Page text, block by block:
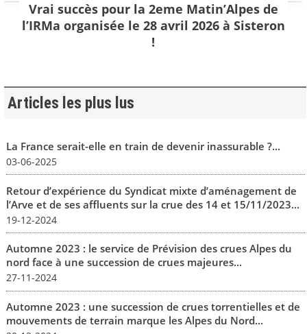
Vrai succès pour la 2eme Matin’Alpes de
l’IRMa organisée le 28 avril 2026 à Sisteron
!
Articles les plus lus
La France serait-elle en train de devenir inassurable ?...
03-06-2025
Retour d’expérience du Syndicat mixte d’aménagement de
l’Arve et de ses affluents sur la crue des 14 et 15/11/2023...
19-12-2024
Automne 2023 : le service de Prévision des crues Alpes du
nord face à une succession de crues majeures...
27-11-2024
Automne 2023 : une succession de crues torrentielles et de
mouvements de terrain marque les Alpes du Nord...